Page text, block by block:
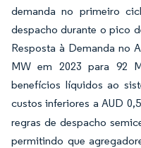
demanda no primeiro
despacho durante o pico
Resposta à Demanda no
MW em 2023 para 92
benefícios líquidos ao
custos inferiores a AUD
regras de despacho
permitindo que